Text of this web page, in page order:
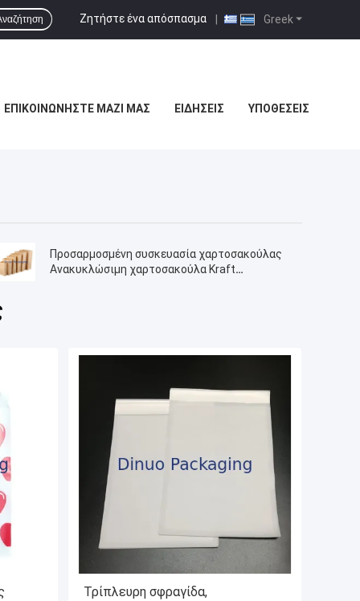
Greek
Ζητήστε ένα απόσπασμα |
ΕΠΙΚΟΙΝΩΝΉΣΤΕ ΜΑΖΊ ΜΑΣ ΕΙΔΉΣΕΙΣ ΥΠΟΘΈΣΕΙΣ
Προσαρμοσμένη συσκευασία χαρτοσακούλας
Ανακυκλώσιμη χαρτοσακούλα Kraft
Τρίπλευρη σφραγίδα,